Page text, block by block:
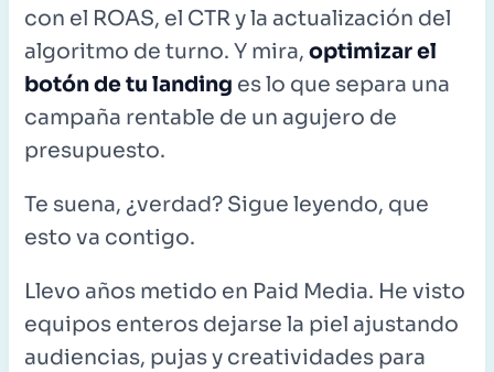
con el ROAS, el CTR y la actualización del
algoritmo de turno. Y mira, optimizar el
botón de tu landing es lo que separa una
campaña rentable de un agujero de
presupuesto.
Te suena, ¿verdad? Sigue leyendo, que
esto va contigo.
Llevo años metido en Paid Media. He visto
equipos enteros dejarse la piel ajustando
audiencias, pujas y creatividades para